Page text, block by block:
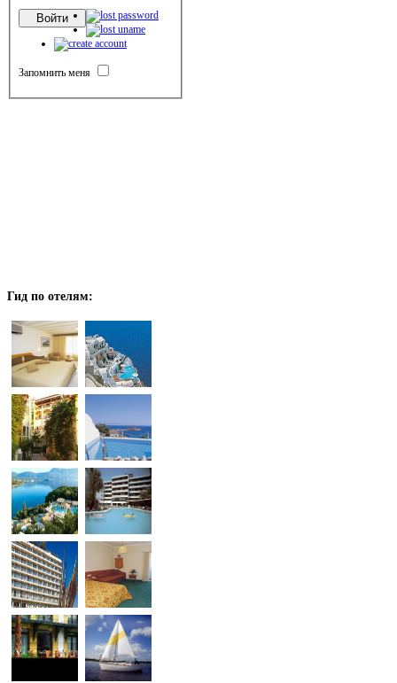
Запомнить меня
Гид по отелям: